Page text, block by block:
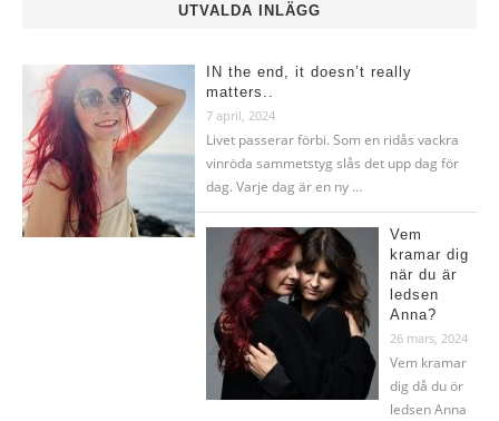
UTVALDA INLÄGG
IN the end, it doesn’t really
matters..
7 april, 2024
Livet passerar förbi. Som en ridås vackra
vinröda sammetstyg slås det upp dag för
dag. Varje dag är en ny …
Vem
kramar dig
när du är
ledsen
Anna?
26 mars, 2024
Vem kramar
dig då du ör
ledsen Anna